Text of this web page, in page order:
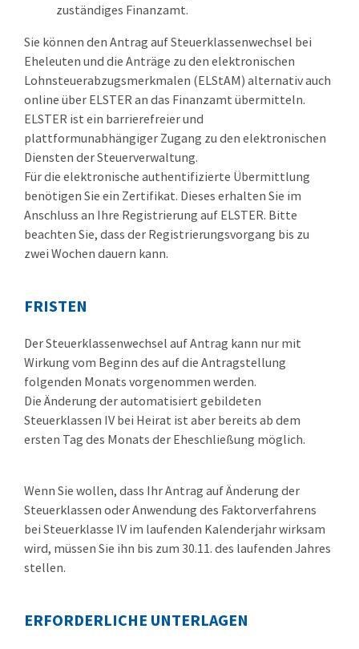
zuständiges Finanzamt.
Sie können den Antrag auf Steuerklassenwechsel bei
Eheleuten und die Anträge zu den elektronischen
Lohnsteuerabzugsmerkmalen (ELStAM) alternativ auch
online über ELSTER an das Finanzamt übermitteln.
ELSTER ist ein barrierefreier und
plattformunabhängiger Zugang zu den elektronischen
Diensten der Steuerverwaltung.
Für die elektronische authentifizierte Übermittlung
benötigen Sie ein Zertifikat. Dieses erhalten Sie im
Anschluss an Ihre Registrierung auf ELSTER. Bitte
beachten Sie, dass der Registrierungsvorgang bis zu
zwei Wochen dauern kann.
FRISTEN
Der Steuerklassenwechsel auf Antrag kann nur mit
Wirkung vom Beginn des auf die Antragstellung
folgenden Monats vorgenommen werden.
Die Änderung der automatisiert gebildeten
Steuerklassen IV bei Heirat ist aber bereits ab dem
ersten Tag des Monats der Eheschließung möglich.
Wenn Sie wollen, dass Ihr Antrag auf Änderung der
Steuerklassen oder Anwendung des Faktorverfahrens
bei Steuerklasse IV im laufenden Kalenderjahr wirksam
wird, müssen Sie ihn bis zum 30.11. des laufenden Jahres
stellen.
ERFORDERLICHE UNTERLAGEN